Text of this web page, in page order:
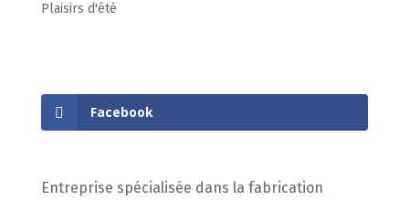
Plaisirs d'été
Facebook
Entreprise spécialisée dans la fabrication